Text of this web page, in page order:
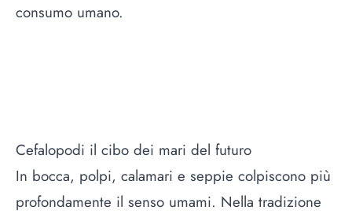
consumo umano.
Cefalopodi il cibo dei mari del futuro
In bocca, polpi, calamari e seppie colpiscono più
profondamente il senso umami. Nella tradizione